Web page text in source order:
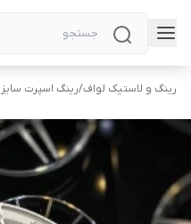
رینگ و لاستیک لواف/رینگ اسپرت سایز ۱۶ (OZ) نقره‌ای